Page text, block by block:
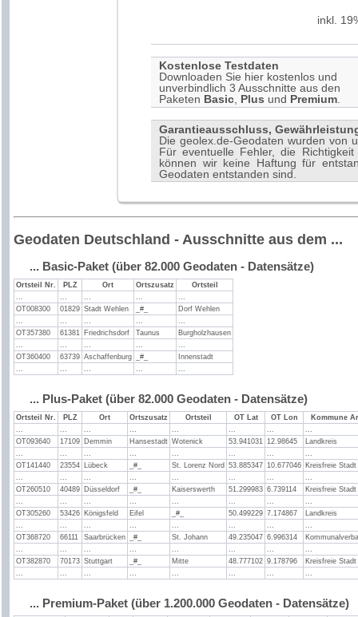
inkl.
Kostenlose Testdaten
Downloaden Sie hier kostenlos und
unverbindlich 3 Ausschnitte aus den
Paketen Basic Plus und Premium
Garantieausschluss,
Die geolex.de-Geodaten wurden von
Für eventuelle Fehler, die
können wir keine Haftung für
Geodaten entstanden sind.
Geodaten Deutschland - Ausschnitte aus dem ...
... Basic-Paket (über 82.000 Geodaten - Datensätze)
Ortsteil Nr.
...
OT008300
...
OT357380
...
OT360400
...
PLZ
...
01829
...
61381
...
63739
...
Ort
...
Stadt Wehlen
...
Friedrichsdorf
...
Aschaffenburg
...
Ortszusatz
...
_#_
...
Taunus
...
_#_
...
Ortsteil
...
Dorf Wehlen
...
Burgholzhausen
...
Innenstadt
...
... Plus-Paket (über 82.000 Geodaten - Datensätze)
Ortsteil Nr.
...
OT093640
...
OT141440
...
OT260510
...
OT305260
...
OT368720
...
OT382870
...
PLZ
...
17109
...
23554
...
40489
...
53426
...
66111
...
70173
...
Ort
...
Demmin
...
Lübeck
...
Düsseldorf
...
Königsfeld
...
Saarbrücken
...
Stuttgart
...
Ortszusatz
...
Hansestadt
...
_#_
...
_#_
...
Eifel
...
_#_
...
_#_
...
Ortsteil
...
Wotenick
...
St. Lorenz Nord
...
Kaiserswerth
...
_#_
...
St. Johann
...
Mitte
...
OT Lat
...
53.941031
...
53.885347
...
51.299983
...
50.499229
...
49.235047
...
48.777102
...
OT Lon
...
12.98645
...
10.677046
...
6.739114
...
7.174867
...
6.996314
...
9.178796
...
Kommune
...
Landkreis
...
Kreisfreie Stadt
...
Kreisfreie Stadt
...
Landkreis
...
...
Kreisfreie Stadt
...
... Premium-Paket (über 1.200.000 Geodaten - Datensätze)